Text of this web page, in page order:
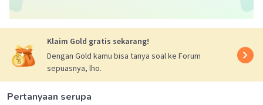
Klaim Gold gratis sekarang!
Dengan Gold kamu bisa tanya soal ke Forum
sepuasnya, lho.
Pertanyaan serupa